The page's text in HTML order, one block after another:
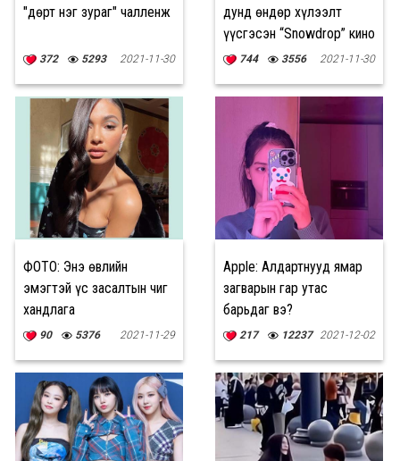
"Өдөрт нэг зураг" чалленж
372 5293 2021-11-30
дунд өндөр хүлээлт
үүсгэсэн “Snowdrop” кино
ТУН УДАХГҮЙ
744 3556 2021-11-30
ФОТО: Энэ өвлийн
эмэгтэй үс засалтын чиг
хандлага
90 5376 2021-11-29
Apple: Алдартнууд ямар
загварын гар утас
барьдаг вэ?
217 12237 2021-12-02